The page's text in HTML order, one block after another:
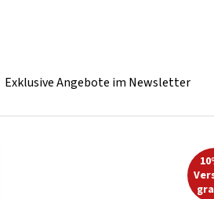
Exklusive Angebote im Newsletter